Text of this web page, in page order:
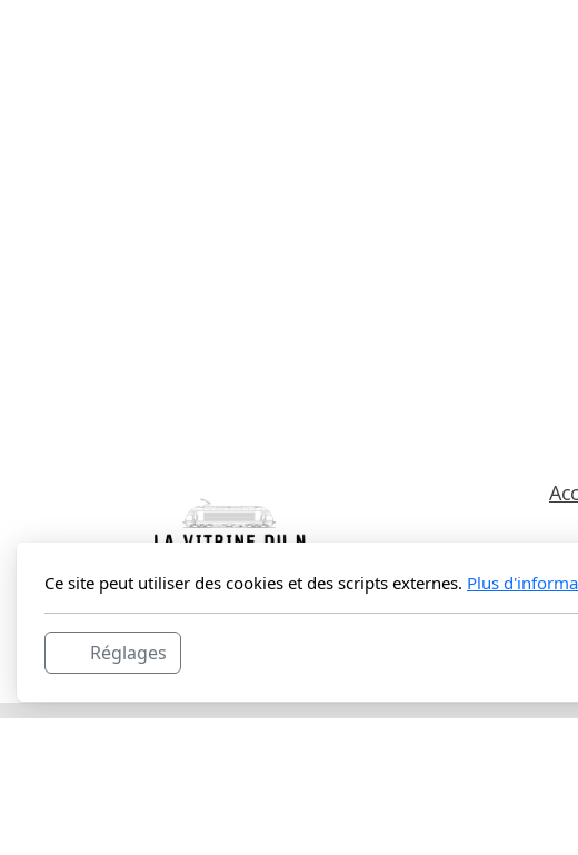
La Vitrine du N Sàrl
Route du Lac 3C
Ce site peut utiliser des cookies et des scripts externes. Plus
Réglages